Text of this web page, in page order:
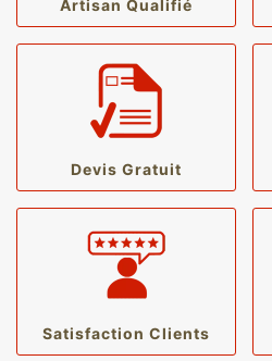
Artisan Qualifié
Devis Gratuit
Satisfaction Clients